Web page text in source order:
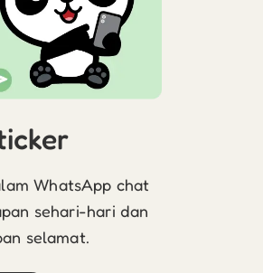
WhatsApp chat
sehari-hari dan
selamat.